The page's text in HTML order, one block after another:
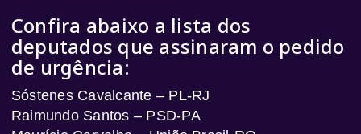
Confira abaixo a lista dos
deputados que assinaram o pedido
de urgência:
Sóstenes Cavalcante – PL-RJ
Raimundo Santos – PSD-PA